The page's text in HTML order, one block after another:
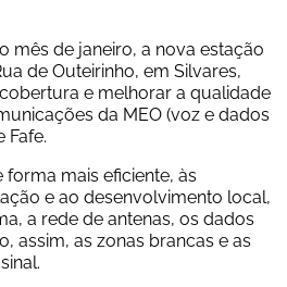
mês de janeiro, a nova estação
de Outeirinho, em Silvares,
e melhorar a qualidade
da MEO (voz e dados
Fafe.
mais eficiente, às
e ao desenvolvimento local,
a rede de antenas, os dados
assim, as zonas brancas e as